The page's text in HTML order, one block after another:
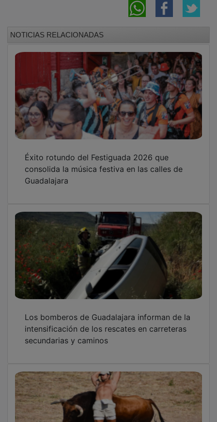
Los bomberos de Guadalajara informan de la
intensificación de los rescates en carreteras
secundarias y caminos
La Feria Chica de Tendilla cierra un
aniversario histórico
¡Locura en la cancha! El Ferial Jam desata la